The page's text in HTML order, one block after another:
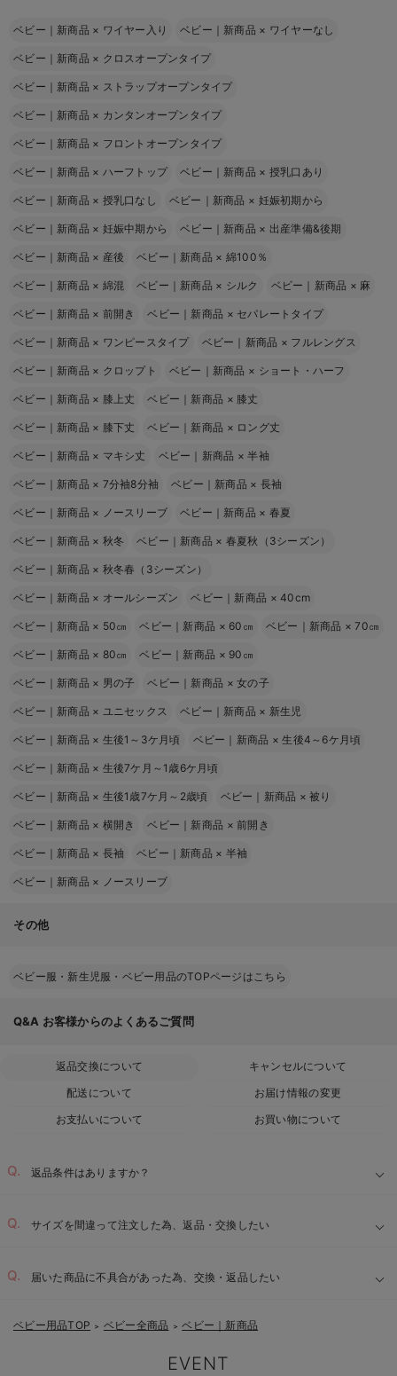
ベビー｜新商品 × ワイヤー入り ベビー｜新商品 × ワイヤーなし
ベビー｜新商品 × クロスオープンタイプ
ベビー｜新商品 × ストラップオープンタイプ
ベビー｜新商品 × カンタンオープンタイプ
ベビー｜新商品 × フロントオープンタイプ
ベビー｜新商品 × ハーフトップ ベビー｜新商品 × 授乳口あり
ベビー｜新商品 × 授乳口なし ベビー｜新商品 × 妊娠初期から
ベビー｜新商品 × 妊娠中期から ベビー｜新商品 × 出産準備&後期
ベビー｜新商品 × 産後 ベビー｜新商品 × 綿100％
ベビー｜新商品 × 綿混 ベビー｜新商品 × シルク ベビー｜新商品 × 麻
ベビー｜新商品 × 前開き ベビー｜新商品 × セパレートタイプ
ベビー｜新商品 × ワンピースタイプ ベビー｜新商品 × フルレングス
ベビー｜新商品 × クロップト ベビー｜新商品 × ショート・ハーフ
ベビー｜新商品 × 膝上丈 ベビー｜新商品 × 膝丈
ベビー｜新商品 × 膝下丈 ベビー｜新商品 × ロング丈
ベビー｜新商品 × マキシ丈 ベビー｜新商品 ×半袖
ベビー｜新商品 × 7分袖8分袖 ベビー｜新商品 × 長袖
ベビー｜新商品 × ノースリーブ ベビー｜新商品 × 春夏
ベビー｜新商品 × 秋冬 ベビー｜新商品 × 春夏秋（3シーズン）
ベビー｜新商品 × 秋冬春（3シーズン）
ベビー｜新商品 × オールシーズン ベビー｜新商品 ×40cm
ベビー｜新商品 × 50㎝ ベビー｜新商品 × 60㎝ ベビー｜新商品 ×70㎝
ベビー｜新商品 × 80㎝ ベビー｜新商品 × 90㎝
ベビー｜新商品 × 男の子 ベビー｜新商品 ×女の子
ベビー｜新商品 × ユニセックス ベビー｜新商品 × 新生児
ベビー｜新商品 × 生後1～3ケ月頃 ベビー｜新商品 ×生後4～6ケ月頃
ベビー｜新商品 × 生後7ケ月～1歳6ケ月頃
ベビー｜新商品 × 生後1歳7ケ月～2歳頃 ベビー｜新商品 ×被り
ベビー｜新商品 × 横開き ベビー｜新商品 ×前開き
ベビー｜新商品 × 長袖 ベビー｜新商品 × 半袖
ベビー｜新商品 × ノースリーブ
その他
ベビー服・新生児服・ベビー用品のTOPページはこちら
Q&A お客様からのよくあるご質問
返品交換について
キャンセルについて
配送について
お届け情報の変更
お支払いについて
お買い物について
返品条件はありますか？
サイズを間違って注文した為、返品・交換したい
届いた商品に不具合があった為、交換・返品したい
ベビー用品TOP ＞ ベビー全商品 ＞ ベビー｜新商品
EVENT